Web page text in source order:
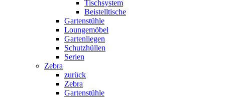
Tischsystem
Beistelltische
Gartenstühle
Loungemöbel
Gartenliegen
Schutzhüllen
Serien
Zebra
zurück
Zebra
Gartenstühle